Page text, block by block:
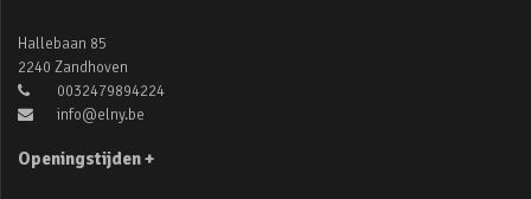
Hallebaan 85
2240 Zandhoven
0032479894224
info@elny.be
Openingstijden +